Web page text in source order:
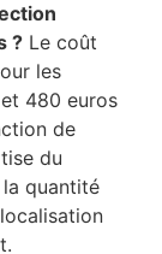
? Le coût
les
480 euros
de
du
quantité